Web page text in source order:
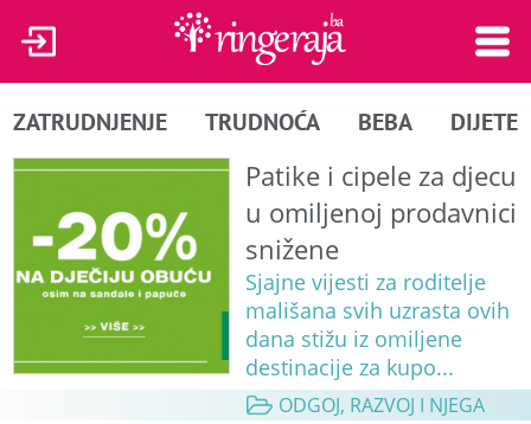
ZATRUDNJENJE TRUDNOĆA BEBA DIJETE
Patike i cipele za djecu
u omiljenoj prodavnici
snižene
Sjajne vijesti za roditelje
mališana svih uzrasta ovih
dana stižu iz omiljene
destinacije za kupo...
ODGOJ, RAZVOJ I NJEGA